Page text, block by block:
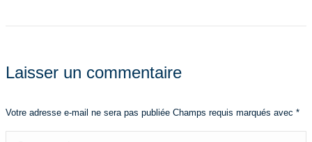
Laisser un commentaire
Votre adresse e-mail ne sera pas publiée Champs requis marqués avec *